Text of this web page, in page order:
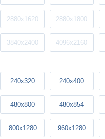
2880x1620 2880x1800
3840x2400 4096x2160
240x320 240x400
480x800 480x854
800x1280 960x1280